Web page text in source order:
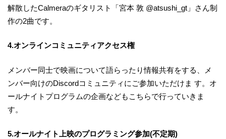
解散したCalmeraのギタリスト「宮本 敦 @atsushi_gt」さん制
作の2曲です。
4.オンラインコミュニティアクセス権
メンバー同士で映画について語らったり情報共有をする、メ
ンバー向けのDiscordコミュニティにご参加いただけま す。オ
ールナイトプログラムの企画などもこちらで行っていきま
す。
5.オールナイト上映のプログラミング参加(不定期)